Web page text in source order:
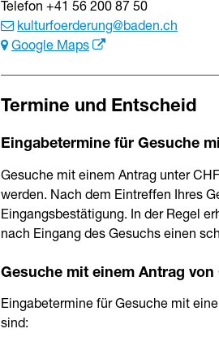
Telefon +41 56 200 87 50
kulturfoerderung@baden.ch
Google Maps
Termine und Entscheid
Eingabetermine für Gesuche
Gesuche mit einem Antrag unter
werden. Nach dem Eintreffen Ihres
Eingangsbestätigung. In der Regel
nach Eingang des Gesuchs einen
Gesuche mit einem Antrag von
Eingabetermine für Gesuche mit
sind: